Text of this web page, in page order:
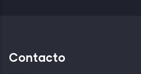
Contacto